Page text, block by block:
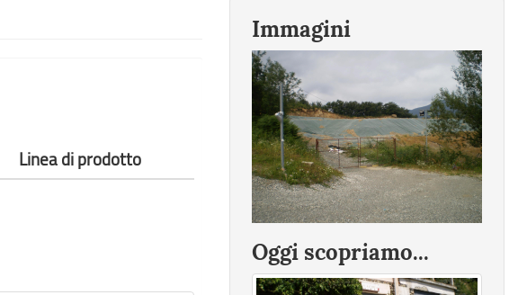
Linea di prodotto
Immagini
Oggi scopriamo...